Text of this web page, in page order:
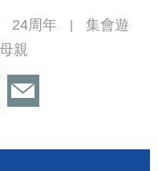
24周年
集會遊
親